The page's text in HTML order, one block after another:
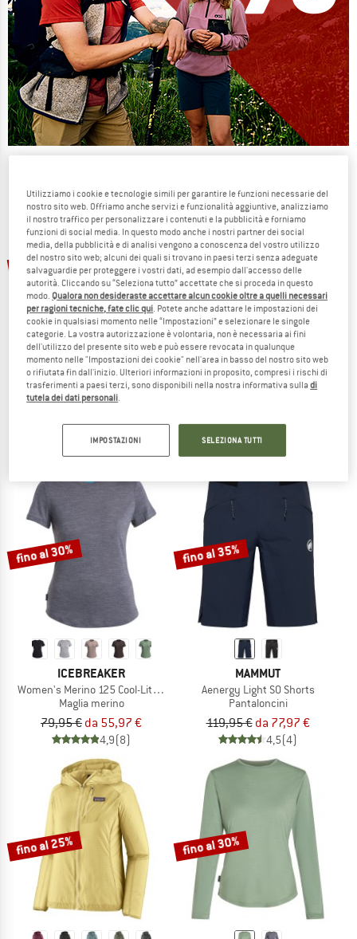
NOW UP TO 50% OFF
TO THE SALE
fino al 37%
STOIC
Women's Merino150 SadjemSt. Tank
4,7(3)
fino al 45%
STOIC
fino al 30%
ICEBREAKER
Women's Merino 125 Cool-Lite Sphere III S/S Tee
Maglia merino
79,95 € da 55,97 €
4,9(8)
fino al 35%
MAMMUT
Aenergy Light SO Shorts
Pantaloncini
119,95 € da 77,97 €
4,5(4)
fino al 25% fino al 30%
Utilizziamo i cookie e tecnologie simili per garantire le funzioni necessarie del
nostro sito web. Offriamo anche servizi e funzionalità aggiuntive, analizziamo
il nostro traffico per personalizzare i contenuti e la pubblicità e forniamo
funzioni di social media. In questo modo anche i nostri partner dei social
media, della pubblicità e di analisi vengono a conoscenza del vostro utilizzo
del nostro sito web; alcuni dei quali si trovano in paesi terzi senza adeguate
salvaguardie per proteggere i vostri dati, ad esempio dall'accesso delle
autorità. Cliccando su “Seleziona tutto” accettate che si proceda in questo
modo. Qualora non desideraste accettare alcun cookie oltre a quelli necessari
per ragioni tecniche, fate clic qui. Potete anche adattare le impostazioni dei
cookie in qualsiasi momento nelle “Impostazioni” e selezionare le singole
categorie. La vostra autorizzazione è volontaria, non è necessaria ai fini
dell'utilizzo del presente sito web e può essere revocata in qualunque
momento nelle "Impostazioni dei cookie" nell'area in basso del nostro sito web
o rifiutata fin dall'inizio. Ulteriori informazioni in proposito, compresi i rischi di
trasferimenti a paesi terzi, sono disponibili nella nostra informativa sulladi
tutela dei dati personali.
IMPOSTAZIONI SELEZIONA TUTTI